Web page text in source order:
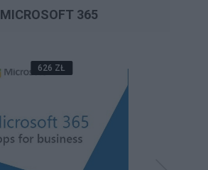
MICROSOFT 365
626 ZŁ